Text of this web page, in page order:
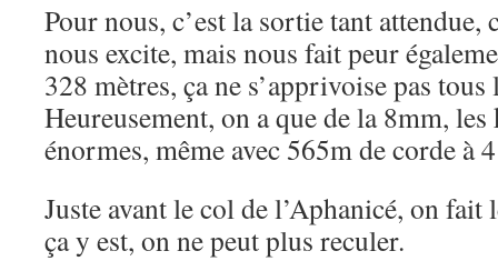
Pour nous, c’est la sortie tant attendue,
nous excite, mais nous fait peur
328 mètres, ça ne s’apprivoise pas
Heureusement, on a que de la 8mm,
énormes, même avec 565m de corde à
Juste avant le col de l’Aphanicé, on fait
ça y est, on ne peut plus reculer.